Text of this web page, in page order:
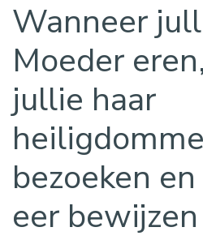
Wanneer
Moeder
jullie haar
bezoeken
eer bewijzen